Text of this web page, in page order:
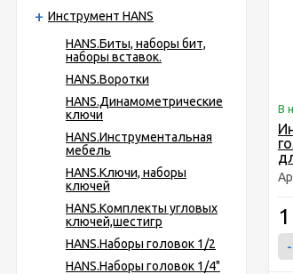
Инструмент HANS
HANS.Биты, наборы бит,
наборы вставок.
HANS.Воротки
HANS.Динамометрические
ключи
HANS.Инструментальная
мебель
HANS.Ключи, наборы
ключей
HANS.Комплекты угловых
ключей,шестигр
HANS.Наборы головок 1/2
HANS.Наборы головок 1/4"
В
-